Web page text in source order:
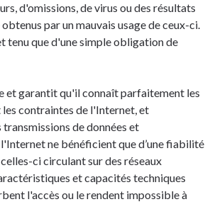
d'omissions, de virus ou des résultats
par un mauvais usage de ceux-ci.
tenu que d'une simple obligation de
et garantit qu'il connaît parfaitement les
contraintes de l'Internet, et
de données et
ne bénéficient que d’une fiabilité
ci circulant sur des réseaux
et capacités techniques
l'accès ou le rendent impossible à